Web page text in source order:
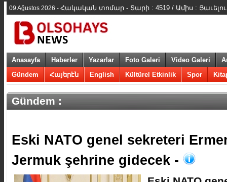
09 Ağustos 2026 - Հակական տոմար - Տարի : 4519 / Ամիս :
Anasayfa Haberler Yazarlar Foto Galeri Video Galeri
Gündem
Հայերէն English Kültürel Etkinlik Spor
Gündem :
​Eski NATO genel sekreteri
Jermuk şehrine gidecek -